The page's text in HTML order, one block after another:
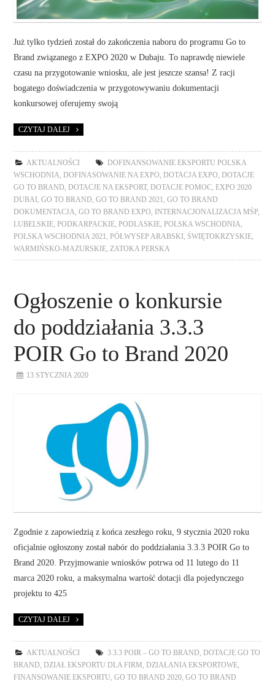
Już tylko tydzień został do zakończenia naboru do programu Go to
Brand związanego z EXPO 2020 w Dubaju. To naprawdę niewiele
czasu na przygotowanie wniosku, ale jest jeszcze szansa! Z racji
bogatego doświadczenia w przygotowywaniu dokumentacji
konkursowej oferujemy swoją
CZYTAJ DALEJ
AKTUALNOŚCI
DOFINANSOWANIE EKSPORTU POLSKA
WSCHODNIA
DOFINASOWANIE NA EXPO DOTACJA EXPO
DOTACJE
GO TO BRAND
DOTACJE NA EKSPORT, DOTACJE POMOC
EXPO 2020
DUBAI
,GO TO BRAND ,GO TO BRAND 2021 ,GO TO BRAND
DOKUMENTACJA ,GO TO BRAND EXPO INTERNACJONALIZACJA MŚP
LUBELSKIE
PODKARPACKIE PODLASKIE POLSKA WSCHODNIA
POLSKA WSCHODNIA 2021
PÓŁWYSEP ARABSKI ŚWIĘTOKRZYSKIE
WARMIŃSKO-MAZURSKIE ZATOKA PERSKA
Ogłoszenie o konkursie
do poddziałania 3.3.3
POIR Go to Brand 2020
13 STYCZNIA 2020
Zgodnie z zapowiedzią z końca zeszłego roku, 9 stycznia 2020 roku
oficjalnie ogłoszony został nabór do poddziałania 3.3.3 POIR Go to
Brand 2020. Przyjmowanie wniosków potrwa od 11 lutego do 11
marca 2020 roku, a maksymalna wartość dotacji dla pojedynczego
projektu to 425
CZYTAJ DALEJ
AKTUALNOŚCI 3.3.3 POIR – GO TO BRAND ,DOTACJE GO TO
BRAND ,DZIAŁ EKSPORTU DLA FIRM ,DZIAŁANIA EKSPORTOWE
FINANSOWANIE EKSPORTU ,GO TO BRAND 2020 ,GO TO BRAND